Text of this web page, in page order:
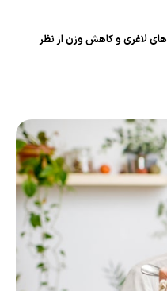
های لاغری و کاهش وزن از نظر